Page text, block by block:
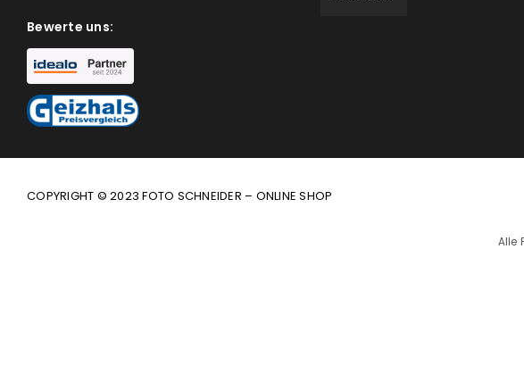
Bewerte uns:
COPYRIGHT © 2023 FOTO SCHNEIDER – ONLINE SHOP
Alle